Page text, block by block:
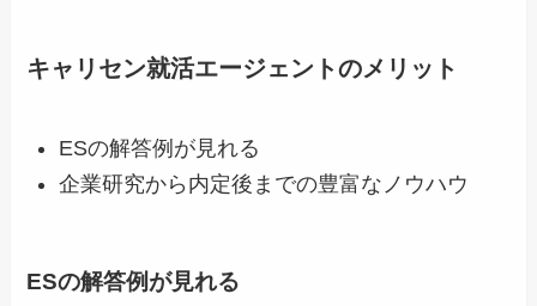
キャリセン就活エージェントのメリット
ESの解答例が見れる
企業研究から内定後までの豊富なノウハウ
ESの解答例が見れる